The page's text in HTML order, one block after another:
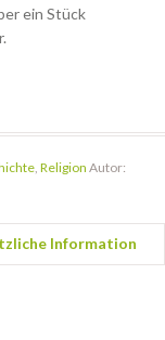
ein Stück
, Religion Autor:
Information